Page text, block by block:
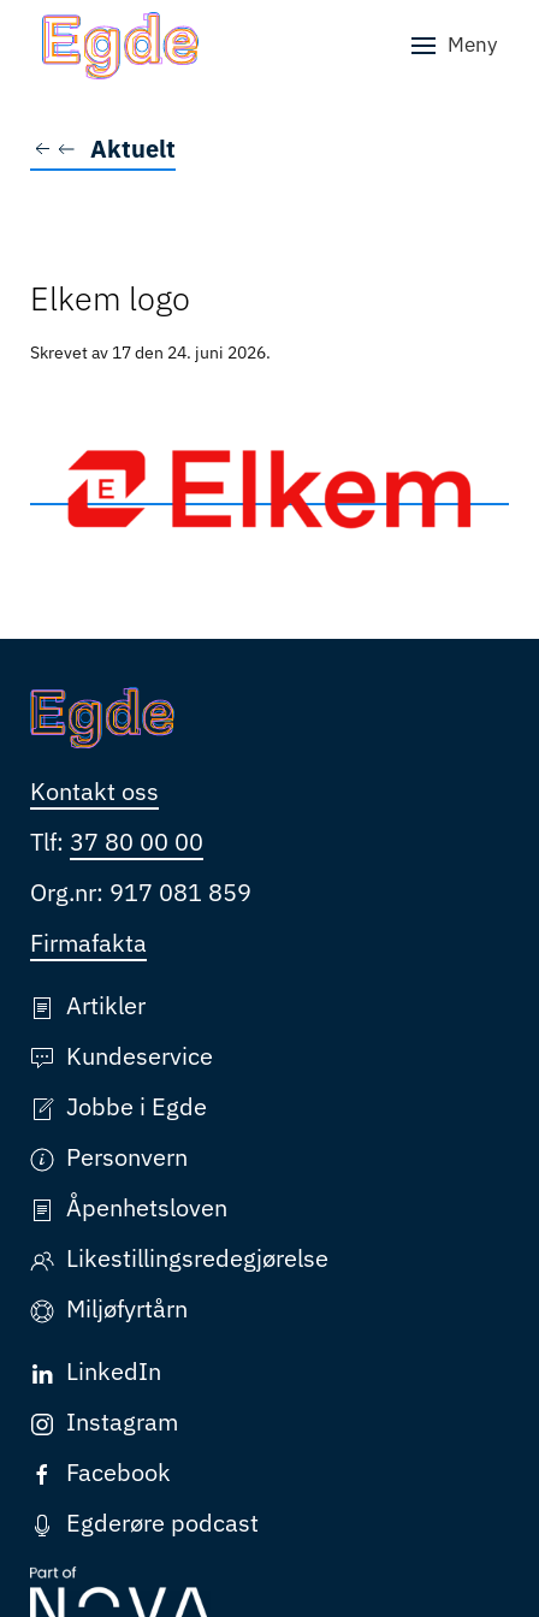
Skip to main content Meny
Aktuelt
Elkem logo
Skrevet av 17 den 24. juni 2026.
Kontakt oss
Tlf: 37 80 00 00
Org.nr: 917 081 859
Firmafakta
Artikler
Kundeservice
Jobbe i Egde
Personvern
Åpenhetsloven
Likestillingsredegjørelse
Miljøfyrtårn
LinkedIn
Instagram
Facebook
Egderøre podcast